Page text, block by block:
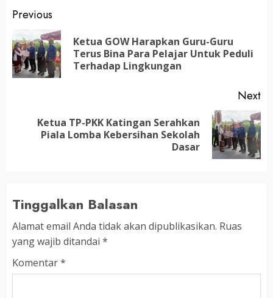
Post
navigation
Previous
Ketua GOW Harapkan Guru-Guru
Terus Bina Para Pelajar Untuk Peduli
Terhadap Lingkungan
Next
Ketua TP-PKK Katingan Serahkan
Piala Lomba Kebersihan Sekolah
Dasar
Tinggalkan Balasan
Alamat email Anda tidak akan dipublikasikan. Ruas
yang wajib ditandai *
Komentar*